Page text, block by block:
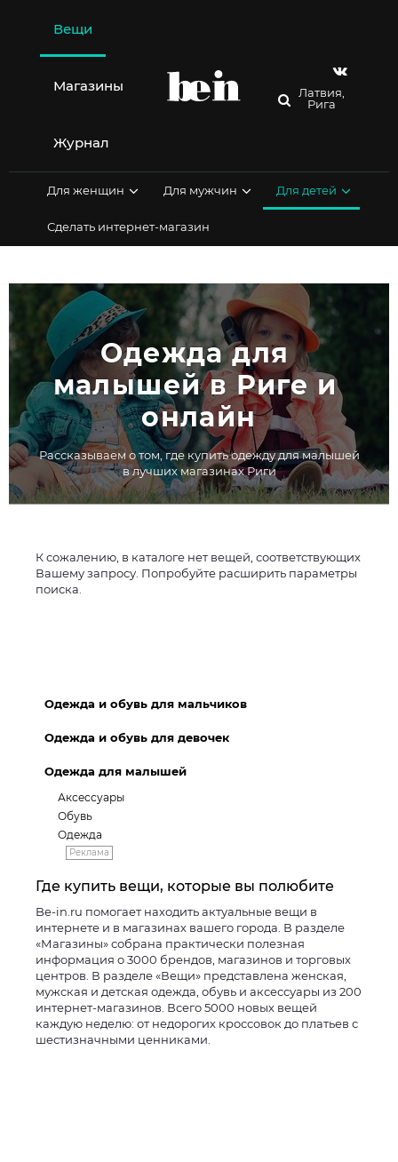
содержимому
Вещи
Магазины
Журнал
Латвия,
Рига
Для женщин Для мужчин Для детей
Сделать интернет-магазин
Одежда для
малышей в Риге и
онлайн
Рассказываем о том, где купить одежду для малышей
в лучших магазинах Риги
К сожалению, в каталоге нет вещей, соответствующих
Вашему запросу. Попробуйте расширить параметры
поиска.
Одежда и обувь для мальчиков
Одежда и обувь для девочек
Одежда для малышей
Аксессуары
Обувь
Одежда
Реклама
Где купить вещи, которые вы полюбите
Be-in.ru помогает находить актуальные вещи в
интернете и в магазинах вашего города. В разделе
«Магазины» собрана практически полезная
информация о 3000 брендов, магазинов и торговых
центров. В разделе «Вещи» представлена женская,
мужская и детская одежда, обувь и аксессуары из 200
интернет-магазинов. Всего 5000 новых вещей
каждую неделю: от недорогих кроссовок до платьев с
шестизначными ценниками.